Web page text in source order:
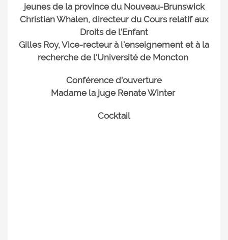
jeunes de la province du Nouveau-Brunswick
Christian Whalen, directeur du Cours relatif aux
Droits de l’Enfant
Gilles Roy, Vice-recteur à l'enseignement et à la
recherche de l'Université de Moncton
Conférence d'ouverture
Madame la juge Renate Winter
Cocktail